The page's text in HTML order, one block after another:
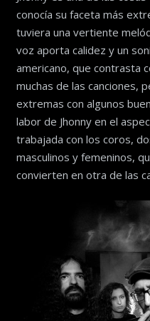
conocía su faceta más
tuviera una vertiente
voz aporta calidez y un
americano, que contrasta
muchas de las canciones,
extremas con algunos
labor de Jhonny en el
trabajada con los coros,
masculinos y femeninos,
convierten en otra de las